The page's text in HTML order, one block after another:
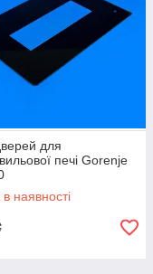
для
печі Gorenje
наявності